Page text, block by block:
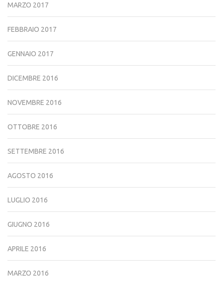
MARZO 2017
FEBBRAIO 2017
GENNAIO 2017
DICEMBRE 2016
NOVEMBRE 2016
OTTOBRE 2016
SETTEMBRE 2016
AGOSTO 2016
LUGLIO 2016
GIUGNO 2016
APRILE 2016
MARZO 2016